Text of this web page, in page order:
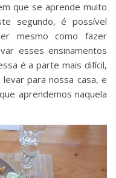
que se aprende muito
segundo, é possível
mesmo como fazer
esses ensinamentos
é a parte mais difícil,
para nossa casa, e
aprendemos naquela